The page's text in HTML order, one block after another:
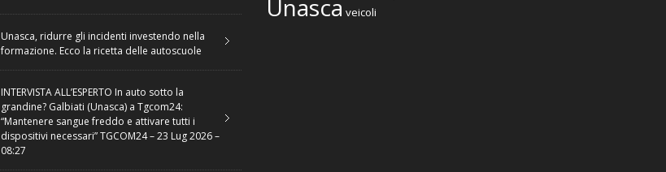
Unasca, ridurre gli incidenti investendo nella
formazione. Ecco la ricetta delle autoscuole
INTERVISTA ALL’ESPERTO In auto sotto la
grandine? Galbiati (Unasca) a Tgcom24:
“Mantenere sangue freddo e attivare tutti i
dispositivi necessari” TGCOM24 – 23 Lug 2026 –
08:27
Unasca veicoli